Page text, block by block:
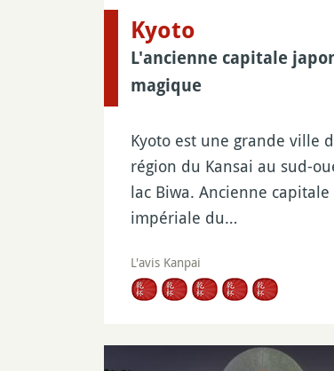
Kyoto
L'ancienne capitale
magique
Kyoto est une grande ville
région du Kansai au sud-
lac Biwa. Ancienne capitale
impériale du…
L'avis Kanpai